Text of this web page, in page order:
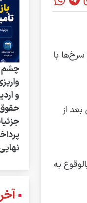
با
بعد از
به
چشم
و